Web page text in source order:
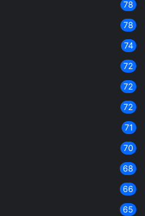
78
78
74
72
72
72
71
70
68
66
65